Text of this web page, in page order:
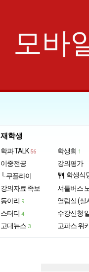
모바
재학생
학과 TALK 56
이중전공
└ 쿠플라이
강의자료·족보
동아리 9
스터디 4
고대뉴스 3
학생회 1
강의평가
restaurant 학생식
셔틀버스
열람실 (실
수강신청
고파스 위